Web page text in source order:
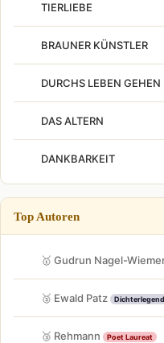
TIERLIEBE
BRAUNER KÜNSTLER
DURCHS LEBEN GEHEN
DAS ALTERN
DANKBARKEIT
Top Autoren
🥇 Gudrun Nagel-
🥈 Ewald Patz
🥉 Rehmann Poet Laureat